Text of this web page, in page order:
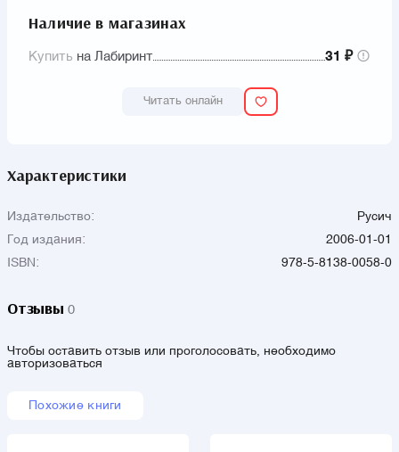
Наличие в магазинах
Купить на Лабиринт 31 ₽
Читать онлайн
Характеристики
Издательство:
Русич
Год издания:
2006-01-01
ISBN:
978-5-8138-0058-0
Отзывы 0
Чтобы оставить отзыв или проголосовать, необходимо
авторизоваться
Похожие книги